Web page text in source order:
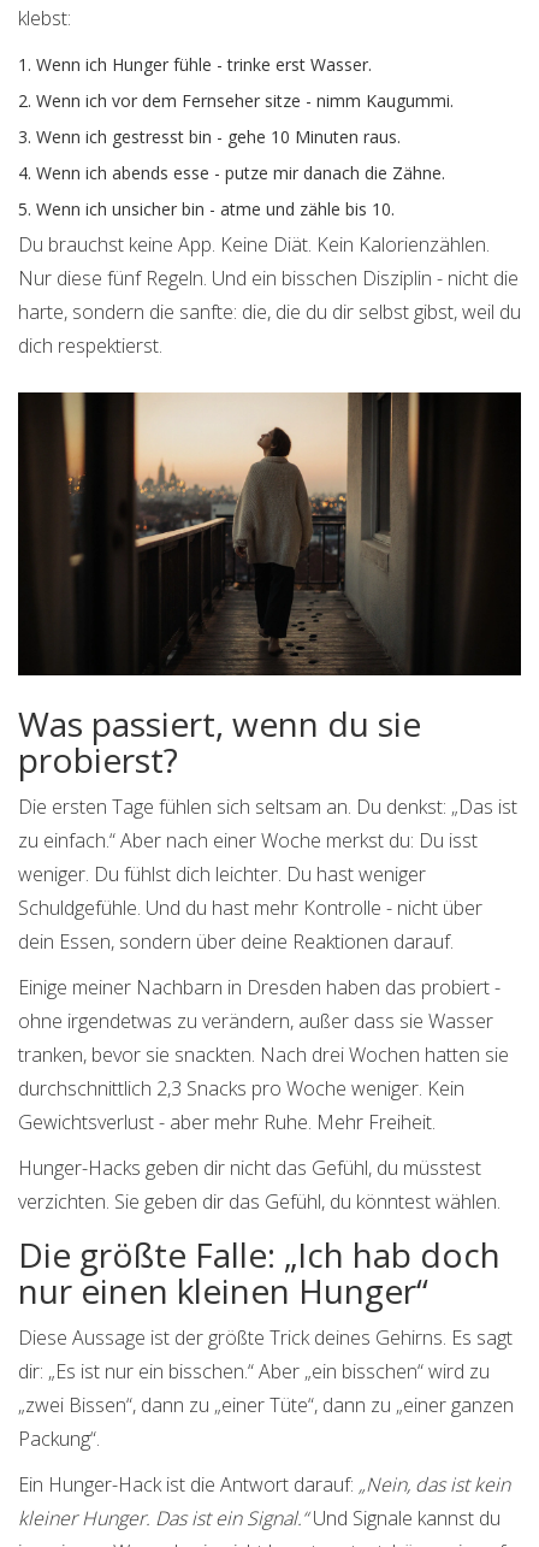
klebst:
Wenn ich Hunger fühle - trinke erst Wasser.
Wenn ich vor dem Fernseher sitze - nimm Kaugummi.
Wenn ich gestresst bin - gehe 10 Minuten raus.
Wenn ich abends esse - putze mir danach die Zähne.
Wenn ich unsicher bin - atme und zähle bis 10.
Du brauchst keine App. Keine Diät. Kein Kalorienzählen.
Nur diese fünf Regeln. Und ein bisschen Disziplin - nicht die
harte, sondern die sanfte: die, die du dir selbst gibst, weil du
dich respektierst.
Was passiert, wenn du sie
probierst?
Die ersten Tage fühlen sich seltsam an. Du denkst: „Das ist
zu einfach.“ Aber nach einer Woche merkst du: Du isst
weniger. Du fühlst dich leichter. Du hast weniger
Schuldgefühle. Und du hast mehr Kontrolle - nicht über
dein Essen, sondern über deine Reaktionen darauf.
Einige meiner Nachbarn in Dresden haben das probiert -
ohne irgendetwas zu verändern, außer dass sie Wasser
tranken, bevor sie snackten. Nach drei Wochen hatten sie
durchschnittlich 2,3 Snacks pro Woche weniger. Kein
Gewichtsverlust - aber mehr Ruhe. Mehr Freiheit.
Hunger-Hacks geben dir nicht das Gefühl, du müsstest
verzichten. Sie geben dir das Gefühl, du könntest wählen.
Die größte Falle: „Ich hab doch
nur einen kleinen Hunger“
Diese Aussage ist der größte Trick deines Gehirns. Es sagt
dir: „Es ist nur ein bisschen.“ Aber „ein bisschen“ wird zu
„zwei Bissen“, dann zu „einer Tüte“, dann zu „einer ganzen
Packung“.
Ein Hunger-Hack ist die Antwort darauf: „Nein, das ist kein
kleiner Hunger. Das ist ein Signal.“Und Signale kannst du